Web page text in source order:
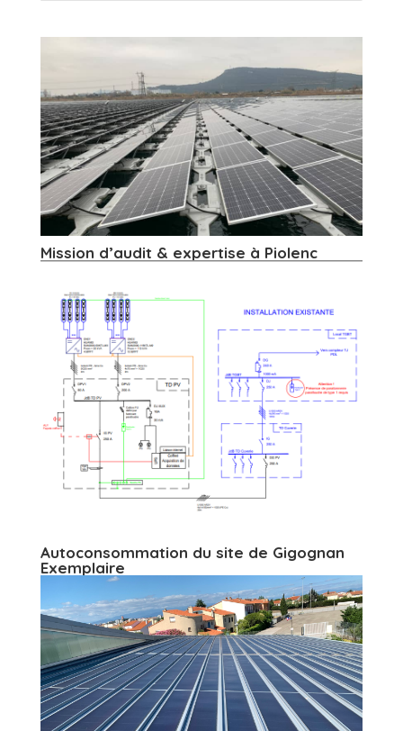
Mission d’audit & expertise à Piolenc
Autoconsommation du site de Gigognan
Exemplaire